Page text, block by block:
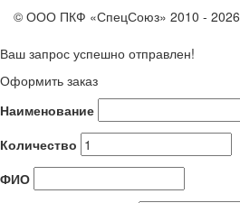
© ООО ПКФ «СпецСоюз» 2010 - 2026
Ваш запрос успешно отправлен!
Оформить заказ
Наименование
Количество
ФИО